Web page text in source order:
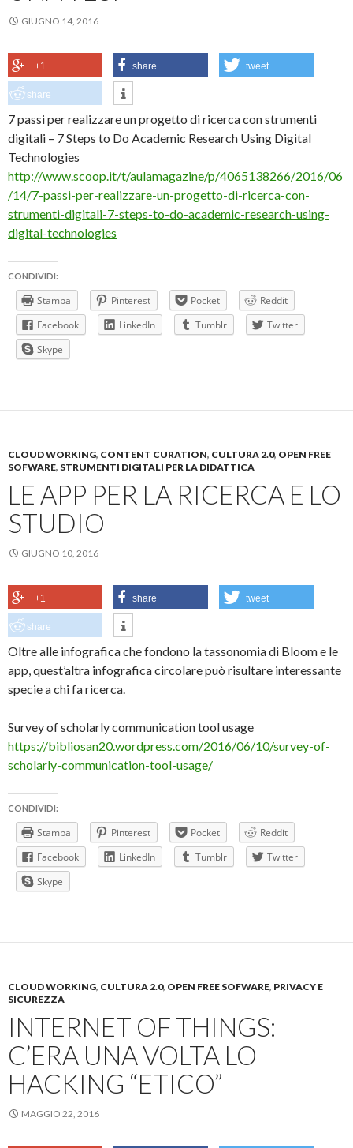
GIUGNO 14, 2016
+1 share tweet
share
7 passi per realizzare un progetto di ricerca con strumenti
digitali – 7 Steps to Do Academic Research Using Digital
Technologies
http://www.scoop.it/t/aulamagazine/p/4065138266/2016/06
/14/7-passi-per-realizzare-un-progetto-di-ricerca-con-
strumenti-digitali-7-steps-to-do-academic-research-using-
digital-technologies
CONDIVIDI:
Stampa Pinterest Pocket
Reddit
Facebook
LinkedIn Tumblr
Twitter
Skype
CLOUD WORKING, CONTENT CURATION, CULTURA 2.0, OPEN FREE
SOFWARE, STRUMENTI DIGITALI PER LA DIDATTICA
LE APP PER LA RICERCA E LO
STUDIO
GIUGNO 10, 2016
+1 share tweet
share
Oltre alle infografica che fondono la tassonomia di Bloom e le
app, quest’altra infografica circolare può risultare interessante
specie a chi fa ricerca.
Survey of scholarly communication tool usage
https://bibliosan20.wordpress.com/2016/06/10/survey-of-
scholarly-communication-tool-usage/
CONDIVIDI:
Stampa Pinterest Pocket
Reddit
Facebook
LinkedIn Tumblr
Twitter
Skype
CLOUD WORKING, CULTURA 2.0, OPEN FREE SOFWARE, PRIVACY E
SICUREZZA
INTERNET OF THINGS:
C’ERA UNA VOLTA LO
HACKING “ETICO”
MAGGIO 22, 2016